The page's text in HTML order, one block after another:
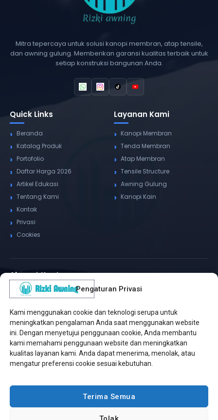
Pengaturan Privasi
Kami menggunakan cookie dan teknologi serupa untuk
meningkatkan pengalaman Anda saat menggunakan website
ini. Dengan menyetujui penggunaan cookie, Anda membantu
kami memahami penggunaan website dan meningkatkan
kualitas layanan kami. Anda dapat menerima, menolak, atau
mengatur preferensi cookie sesuai kebutuhan.
Terima Semua
Mitra tepercaya untuk solusi kanopi membran, atap tensile,
dan awning gulung. Memberikan garansi kualitas terbaik untuk
setiap konstruksi bangunan Anda.
Quick Links
Beranda
Katalog Produk
Portofolio
Daftar Harga 2026
Artikel Edukasi
Tentang Kami
Kontak
Privasi
Cookies
Layanan Kami
Kanopi Membran
Tenda Membran
Atap Membran
Tensile Structure
Awning Gulung
Kanopi Kain
Alamat Kantor
✆ WhatsApp / Telepon
Pusat Sukabumi
Sukamanis, Kadudampit, Sukabumi
Cabang Jakarta
Kembangan, Jakarta Barat
Sektor A3, Tangerang Selatan